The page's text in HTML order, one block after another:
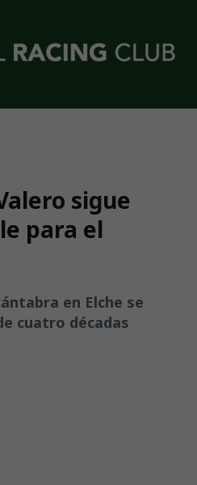
sigue
para el
en Elche se
cuatro décadas